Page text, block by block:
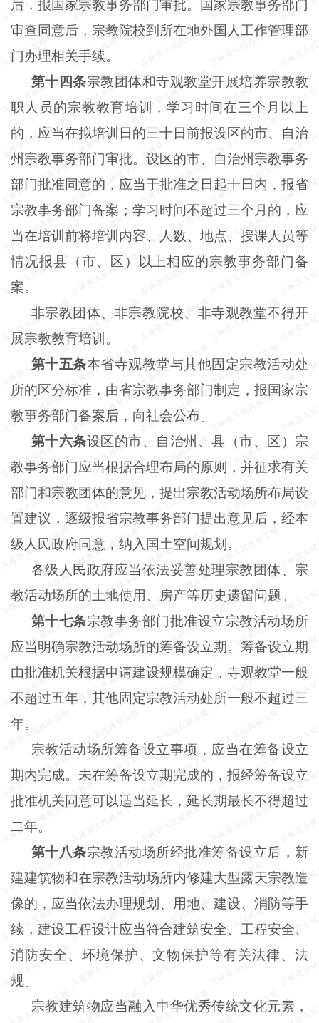
后，报国家宗教事务部门审批。国家宗教事务部门
审查同意后，宗教院校到所在地外国人工作管理部
门办理相关手续。
第十四条宗教团体和寺观教堂开展培养宗教教
职人员的宗教教育培训，学习时间在三个月以上
的，应当在拟培训日的三十日前报设区的市、自治
州宗教事务部门审批。设区的市、自治州宗教事务
部门批准同意的，应当于批准之日起十日内，报省
宗教事务部门备案；学习时间不超过三个月的，应
当在培训前将培训内容、人数、地点、授课人员等
情况报县（市、区）以上相应的宗教事务部门备
案。
非宗教团体、非宗教院校、非寺观教堂不得开
展宗教教育培训。
第十五条本省寺观教堂与其他固定宗教活动处
所的区分标准，由省宗教事务部门制定，报国家宗
教事务部门备案后，向社会公布。
第十六条设区的市、自治州、县（市、区）宗
教事务部门应当根据合理布局的原则，并征求有关
部门和宗教团体的意见，提出宗教活动场所布局设
置建议，逐级报省宗教事务部门提出意见后，经本
级人民政府同意，纳入国土空间规划。
各级人民政府应当依法妥善处理宗教团体、宗
教活动场所的土地使用、房产等历史遗留问题。
第十七条宗教事务部门批准设立宗教活动场所
应当明确宗教活动场所的筹备设立期。筹备设立期
由批准机关根据申请建设规模确定，寺观教堂一般
不超过五年，其他固定宗教活动处所一般不超过三
年。
宗教活动场所筹备设立事项，应当在筹备设立
期内完成。未在筹备设立期完成的，报经筹备设立
批准机关同意可以适当延长，延长期最长不得超过
二年。
第十八条宗教活动场所经批准筹备设立后，新
建建筑物和在宗教活动场所内修建大型露天宗教造
像的，应当依法办理规划、用地、建设、消防等手
续，建设工程设计应当符合建筑安全、工程安全、
消防安全、环境保护、文物保护等有关法律、法
规。
宗教建筑物应当融入中华优秀传统文化元素，